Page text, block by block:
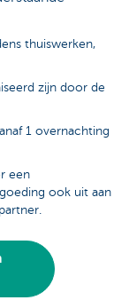
thuiswerken,
zijn door de
1 overnachting
een
ook uit aan